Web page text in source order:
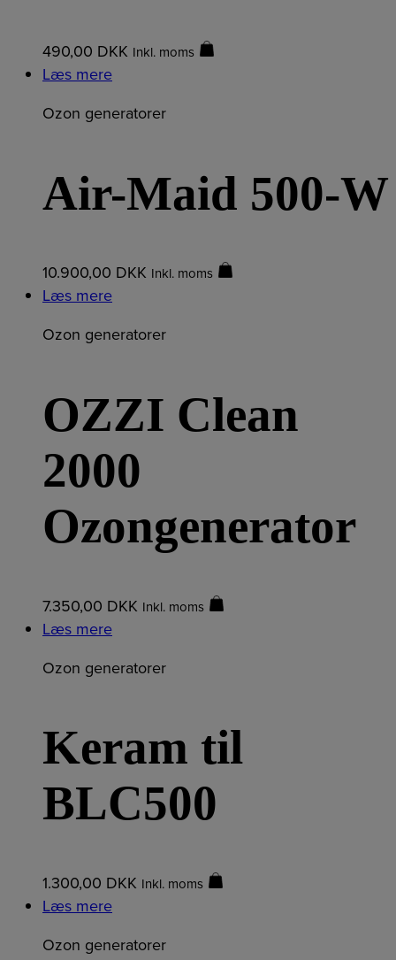
490,00 DKK Inkl. moms
Læs mere
Ozon generatorer
Air-Maid 500-W
10.900,00 DKK Inkl. moms
Læs mere
Ozon generatorer
OZZI Clean
2000
Ozongenerator
7.350,00 DKK Inkl. moms
Læs mere
Ozon generatorer
Keram til
BLC500
1.300,00 DKK Inkl. moms
Læs mere
Ozon generatorer